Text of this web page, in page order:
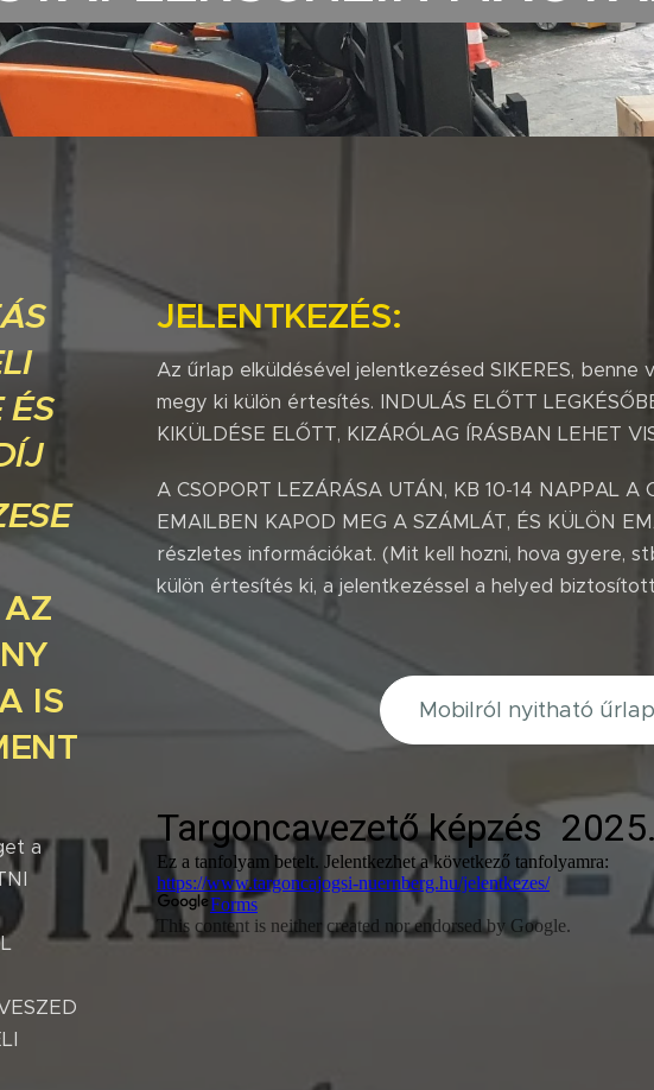
ÉS
AZ
IS
a
JELENTKEZÉS:
Az űrlap elküldésével jelentkezésed SIKERES, benne
megy ki külön értesítés. INDULÁS ELŐTT
KIKÜLDÉSE ELŐTT, KIZÁRÓLAG ÍRÁSBAN LEHET
A CSOPORT LEZÁRÁSA UTÁN, KB 10-14 NAPPAL A
EMAILBEN KAPOD MEG A SZÁMLÁT, ÉS KÜLÖN
részletes információkat. (Mit kell hozni, hova gyere,
külön értesítés ki, a jelentkezéssel a helyed
Mobilról nyitható űrlap